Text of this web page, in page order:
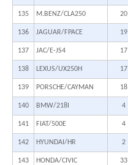
135 M.BENZ/CLA250 20
136 JAGUAR/FPACE 19
137 JAC/E-JS4 17
138 LEXUS/UX250H 17
139 PORSCHE/CAYMAN 18
140 BMW/218I 4
141 FIAT/500E 4
142 HYUNDAI/HR 2
143 HONDA/CIVIC 33